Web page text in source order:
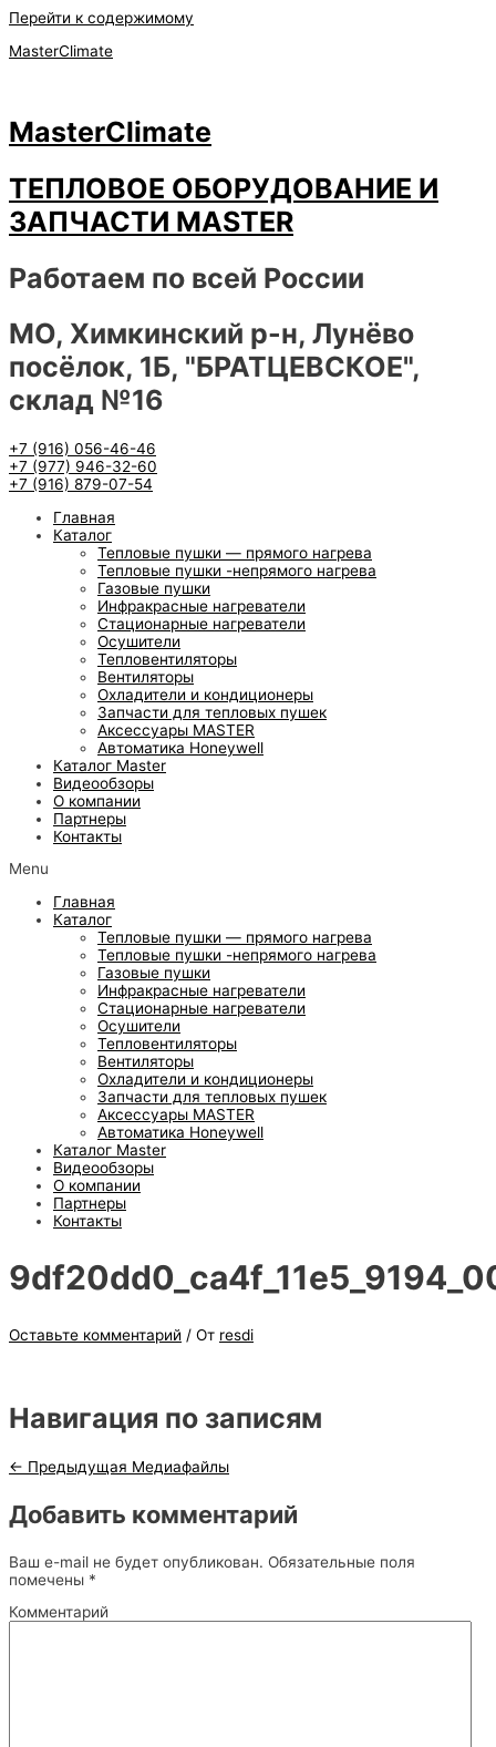
Перейти к содержимому
MasterClimate
MasterClimate
ТЕПЛОВОЕ ОБОРУДОВАНИЕ И
ЗАПЧАСТИ MASTER
Работаем по всей России
МО, Химкинский р-н, Лунёво
посёлок, 1Б, "БРАТЦЕВСКОЕ",
склад №16
+7 (916) 056-46-46
+7 (977) 946-32-60
+7 (916) 879-07-54
Главная
Каталог
Тепловые пушки — прямого нагрева
Тепловые пушки -непрямого нагрева
Газовые пушки
Инфракрасные нагреватели
Стационарные нагреватели
Осушители
Тепловентиляторы
Вентиляторы
Охладители и кондиционеры
Запчасти для тепловых пушек
Аксессуары MASTER
Автоматика Honeywell
Каталог Master
Видеообзоры
О компании
Партнеры
Контакты
Menu
Главная
Каталог
Тепловые пушки — прямого нагрева
Тепловые пушки -непрямого нагрева
Газовые пушки
Инфракрасные нагреватели
Стационарные нагреватели
Осушители
Тепловентиляторы
Вентиляторы
Охладители и кондиционеры
Запчасти для тепловых пушек
Аксессуары MASTER
Автоматика Honeywell
Каталог Master
Видеообзоры
О компании
Партнеры
Контакты
Оставьте комментарий / От resdi
Навигация по записям
← Предыдущая Медиафайлы
Добавить комментарий
Ваш e-mail не будет опубликован. Обязательные поля
помечены *
Комментарий